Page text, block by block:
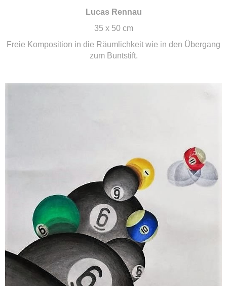
Lucas Rennau
35 x 50 cm
Freie Komposition in die Räumlichkeit wie in den Übergang
zum Buntstift.